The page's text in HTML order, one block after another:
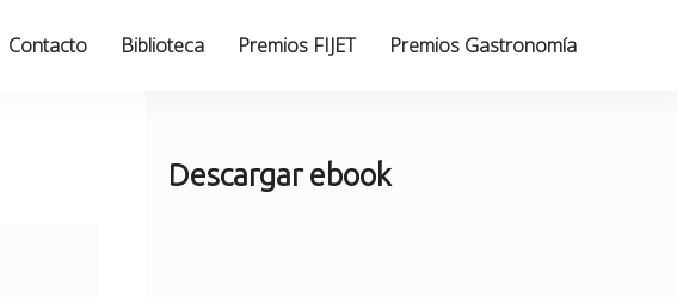
Contacto Biblioteca Premios FIJET Premios Gastronomía
Descargar ebook